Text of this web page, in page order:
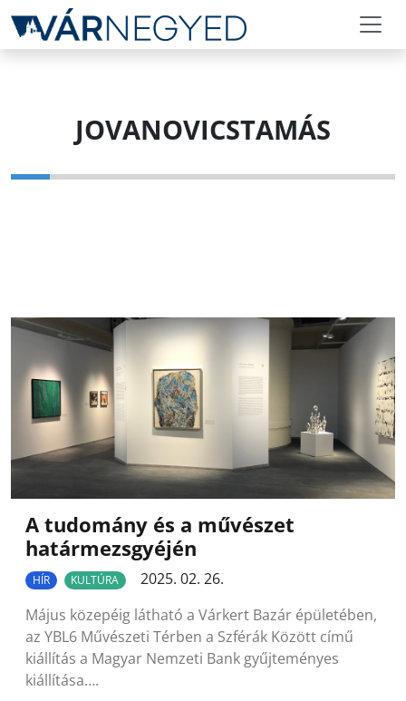
JOVANOVICSTAMÁS
A tudomány és a művészet
határmezsgyéjén
HÍR KULTÚRA
2025. 02. 26.
Május közepéig látható a Várkert Bazár épületében,
az YBL6 Művészeti Térben a Szférák Között című
kiállítás a Magyar Nemzeti Bank gyűjteményes
kiállítása….